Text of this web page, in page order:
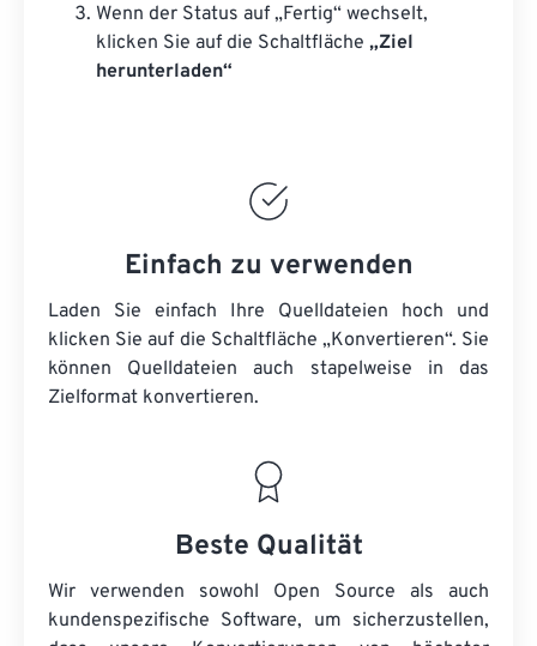
Wenn der Status auf „Fertig“ wechselt,
klicken Sie auf die Schaltfläche „Ziel
herunterladen“
Einfach zu verwenden
Laden Sie einfach Ihre Quelldateien hoch und
klicken Sie auf die Schaltfläche „Konvertieren“. Sie
können Quelldateien auch stapelweise in das
Zielformat konvertieren.
Beste Qualität
Wir verwenden sowohl Open Source als auch
kundenspezifische Software, um sicherzustellen,